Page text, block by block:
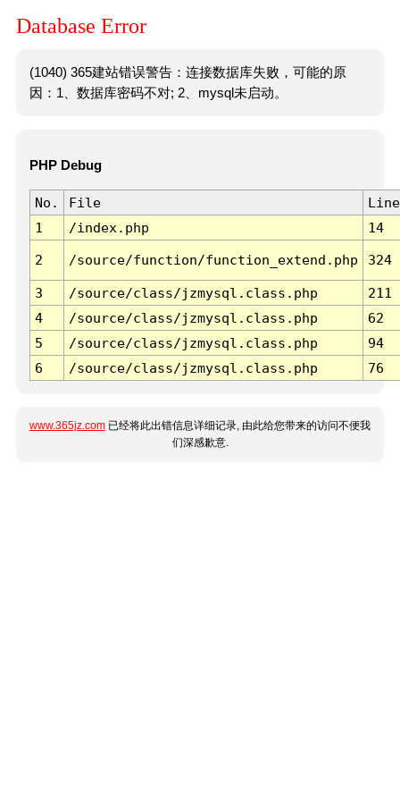
Database Error
(1040) 365建站错误警告：连接数据库失败，可能的原
因：1、数据库密码不对; 2、mysql未启动。
PHP Debug
No. File
Line
1
/index.php 14
2 /source/function/function_extend.php 324
3 /source/class/jzmysql.class.php
211
4
/source/class/jzmysql.class.php
62
5
/source/class/jzmysql.class.php
94
6
/source/class/jzmysql.class.php 76
www.365jz.com 已经将此出错信息详细记录, 由此给您带来的访问不便我
们深感歉意.